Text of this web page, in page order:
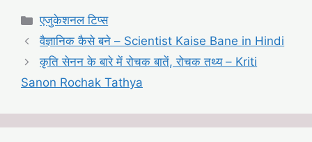
Categories
एजुकेशनल टिप्स
वैज्ञानिक कैसे बने – Scientist Kaise Bane in Hindi
कृति सेनन के बारे में रोचक बातें, रोचक तथ्य – Kriti
Sanon Rochak Tathya